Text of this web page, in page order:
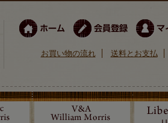
お買い物の流れ 送料とお支払